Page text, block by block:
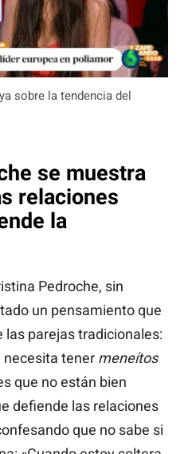
sobre la tendencia del
se muestra
relaciones
la
Pedroche, sin
un pensamiento que
parejas tradicionales:
necesita tener meneítos
que no están bien
defiende las relaciones
que no sabe si